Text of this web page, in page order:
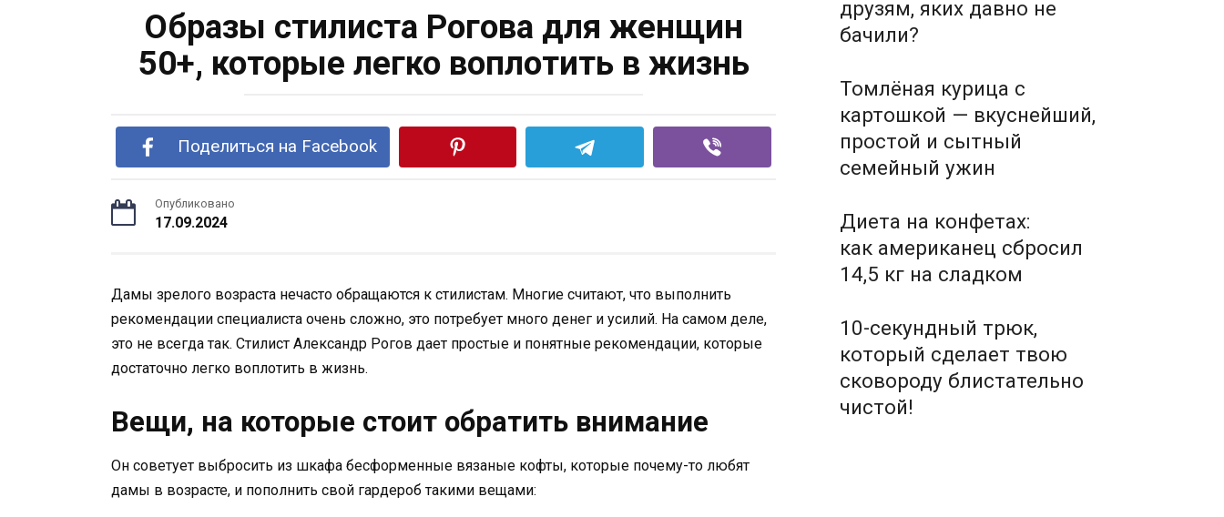
Образы стилиста Рогова для женщин
50+, которые легко воплотить в жизнь
Поделиться на Facebook
Опубликовано
17.09.2024
Дамы зрелого возраста нечасто обращаются к стилистам. Многие считают, что выполнить
рекомендации специалиста очень сложно, это потребует много денег и усилий. На самом деле,
это не всегда так. Стилист Александр Рогов дает простые и понятные рекомендации, которые
достаточно легко воплотить в жизнь.
Вещи, на которые стоит обратить внимание
Он советует выбросить из шкафа бесформенные вязаные кофты, которые почему-то любят
дамы в возрасте, и пополнить свой гардероб такими вещами:
друзям, яких давно не
бачили?
Томлёная курица с
картошкой — вкуснейший,
простой и сытный
семейный ужин
Диета на конфетах:
как американец сбросил
14,5 кг на сладком
10-секундный трюк,
который сделает твою
сковороду блистательно
чистой!